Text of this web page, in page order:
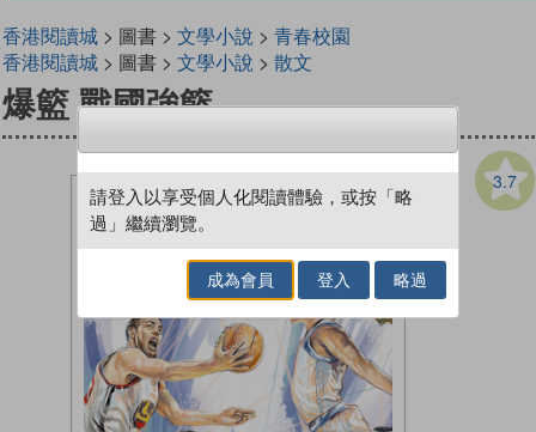
香港閱讀城> 圖書 > 文學小說 > 青春校園
香港閱讀城> 圖書 > 文學小說 > 散文
爆籃 戰國強籃
3.7
請登入以享受個人化閱讀體驗，或按「略
過」繼續瀏覽。
成為會員 登入 略過